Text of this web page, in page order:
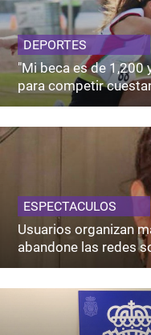
DEPORTES
"Mi beca es de 1,200
para competir
ESPECTACULOS
Usuarios organizan
abandone las redes